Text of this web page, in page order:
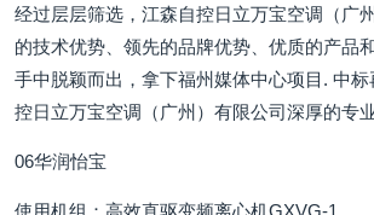
经过层层筛选，江森自控日立万宝空调（广
的技术优势、领先的品牌优势、优质的产品
手中脱颖而出，拿下福州媒体中心项目. 中
控日立万宝空调（广州）有限公司深厚的专业
06华润怡宝
使用机组：高效直驱变频离心机GXVG-1